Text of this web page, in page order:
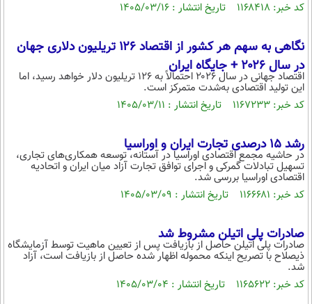
کد خبر: ۱۱۶۸۴۱۸ تاریخ انتشار : ۱۴۰۵/۰۳/۱۶
نگاهی به سهم هر کشور از اقتصاد ۱۲۶ تریلیون دلاری جهان
در سال ۲۰۲۶ + جایگاه ایران
اقتصاد جهانی در سال ۲۰۲۶ احتمالاً به ۱۲۶ تریلیون دلار خواهد رسید، اما
این تولید اقتصادی به‌شدت متمرکز است.
کد خبر: ۱۱۶۷۲۳۳ تاریخ انتشار : ۱۴۰۵/۰۳/۱۱
رشد ۱۵ درصدی تجارت ایران و اوراسیا
در حاشیه مجمع اقتصادی اوراسیا در آستانه، توسعه همکاری‌های تجاری،
تسهیل تبادلات گمرکی و اجرای توافق تجارت آزاد میان ایران و اتحادیه
اقتصادی اوراسیا بررسی شد.
کد خبر: ۱۱۶۶۶۸۱ تاریخ انتشار : ۱۴۰۵/۰۳/۰۹
صادرات پلی اتیلن مشروط شد
صادرات پلی اتیلن حاصل از بازیافت پس از تعیین ماهیت توسط آزمایشگاه
ذیصلاح با تصریح اینکه محموله اظهار شده حاصل از بازیافت است، آزاد
شد.
کد خبر: ۱۱۶۵۶۲۲ تاریخ انتشار : ۱۴۰۵/۰۳/۰۴